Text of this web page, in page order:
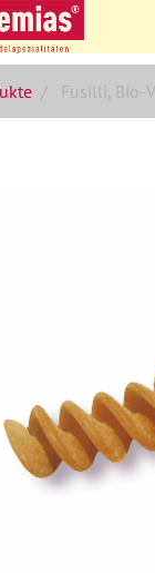
Fusilli, Bio-